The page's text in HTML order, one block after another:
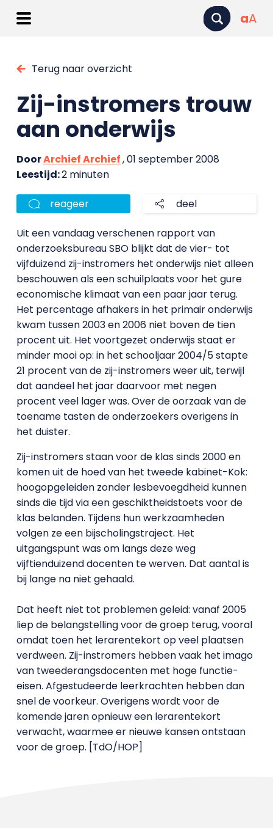
aA
Terug naar overzicht
Zij-instromers trouw
aan onderwijs
DoorArchief Archief, 01 september 2008
Leestijd:2 minuten
reageer deel
Uit een vandaag verschenen rapport van
onderzoeksbureau SBO blijkt dat de vier- tot
vijfduizend zij-instromers het onderwijs niet alleen
beschouwen als een schuilplaats voor het gure
economische klimaat van een paar jaar terug.
Het percentage afhakers in het primair onderwijs
kwam tussen 2003 en 2006 niet boven de tien
procent uit. Het voortgezet onderwijs staat er
minder mooi op: in het schooljaar 2004/5 stapte
21 procent van de zij-instromers weer uit, terwijl
dat aandeel het jaar daarvoor met negen
procent veel lager was. Over de oorzaak van de
toename tasten de onderzoekers overigens in
het duister.
Zij-instromers staan voor de klas sinds 2000 en
komen uit de hoed van het tweede kabinet-Kok:
hoogopgeleiden zonder lesbevoegdheid kunnen
sinds die tijd via een geschiktheidstoets voor de
klas belanden. Tijdens hun werkzaamheden
volgen ze een bijscholingstraject. Het
uitgangspunt was om langs deze weg
vijftienduizend docenten te werven. Dat aantal is
bij lange na niet gehaald.
Dat heeft niet tot problemen geleid: vanaf 2005
liep de belangstelling voor de groep terug, vooral
omdat toen het lerarentekort op veel plaatsen
verdween. Zij-instromers hebben vaak het imago
van tweederangsdocenten met hoge functie-
eisen. Afgestudeerde leerkrachten hebben dan
snel de voorkeur. Overigens wordt voor de
komende jaren opnieuw een lerarentekort
verwacht, waarmee er nieuwe kansen ontstaan
voor de groep. [TdO/HOP]